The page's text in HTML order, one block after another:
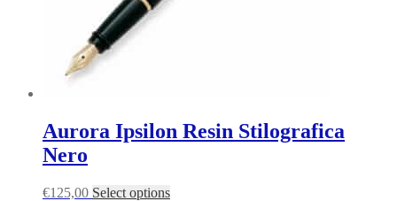
Aurora Ipsilon Resin Stilografica
Nero
€125,00 Select options